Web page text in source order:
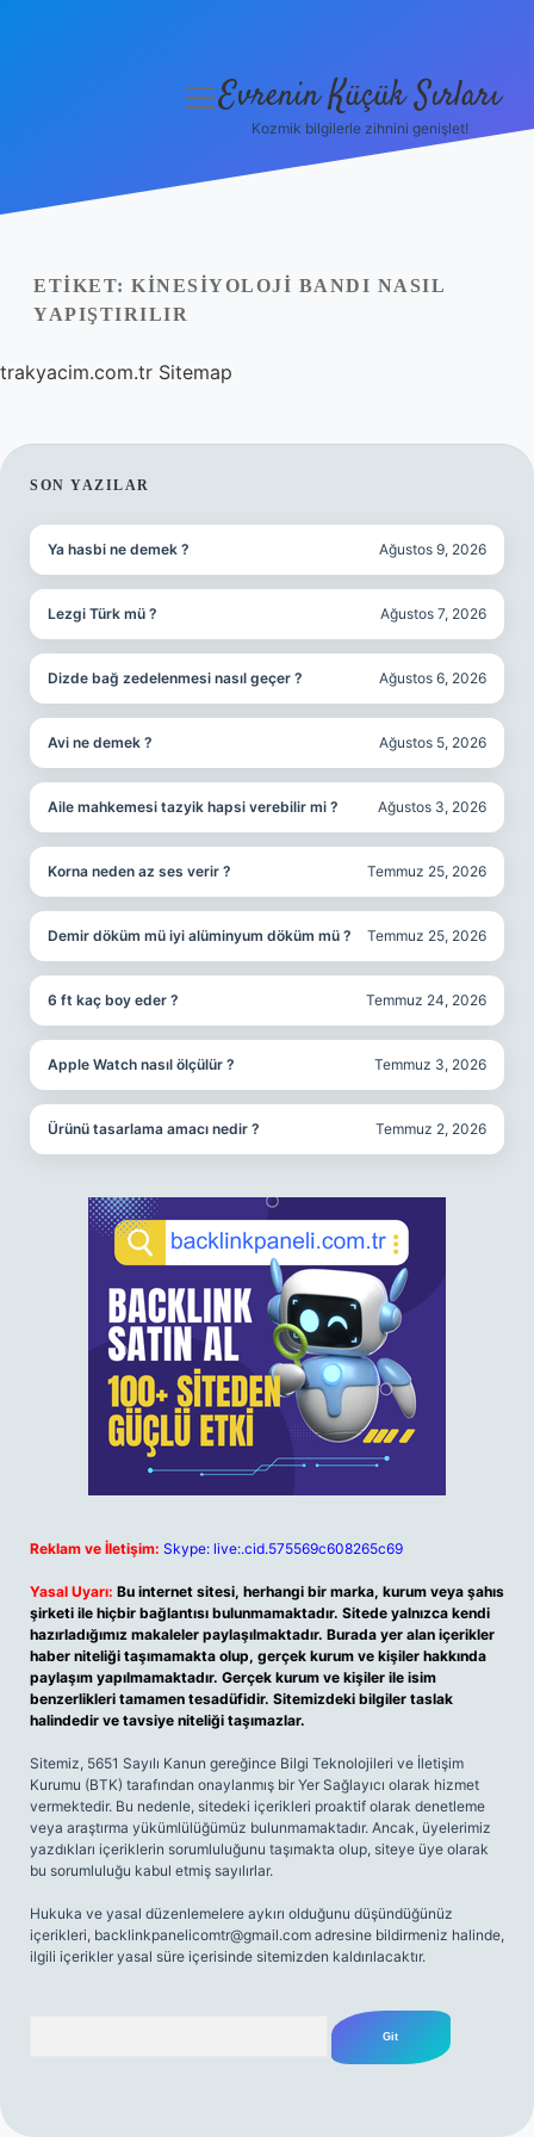
Yasal Uyarı
menüyü
Evrenin Küçük Sırları
Kozmik bilgilerle zihnini genişlet!
ETIKET: KINESIYOLOJI BANDI NASIL
YAPIŞTIRILIR
trakyacim.com.tr Sitemap
SIDEBAR
SON YAZILAR
Ya hasbi ne demek ? Ağustos 9, 2026
Lezgi Türk mü ? Ağustos 7, 2026
Dizde bağ zedelenmesi nasıl geçer ? Ağustos 6, 2026
Avi ne demek ? Ağustos 5, 2026
Aile mahkemesi tazyik hapsi verebilir mi ? Ağustos 3, 2026
Korna neden az ses verir ? Temmuz 25, 2026
Demir döküm mü iyi alüminyum döküm mü ? Temmuz 25, 2026
6 ft kaç boy eder ? Temmuz 24, 2026
Apple Watch nasıl ölçülür ? Temmuz 3, 2026
Ürünü tasarlama amacı nedir ? Temmuz 2, 2026
Reklam ve İletişim: Skype: live:.cid.575569c608265c69
Yasal Uyarı: Bu internet sitesi, herhangi bir marka, kurum veya şahıs
şirketi ile hiçbir bağlantısı bulunmamaktadır. Sitede yalnızca kendi
hazırladığımız makaleler paylaşılmaktadır. Burada yer alan içerikler
haber niteliği taşımamakta olup, gerçek kurum ve kişiler hakkında
paylaşım yapılmamaktadır. Gerçek kurum ve kişiler ile isim
benzerlikleri tamamen tesadüfidir. Sitemizdeki bilgiler taslak
halindedir ve tavsiye niteliği taşımazlar.
Sitemiz, 5651 Sayılı Kanun gereğince Bilgi Teknolojileri ve İletişim
Kurumu (BTK) tarafından onaylanmış bir Yer Sağlayıcı olarak hizmet
vermektedir. Bu nedenle, sitedeki içerikleri proaktif olarak denetleme
veya araştırma yükümlülüğümüz bulunmamaktadır. Ancak, üyelerimiz
yazdıkları içeriklerin sorumluluğunu taşımakta olup, siteye üye olarak
bu sorumluluğu kabul etmiş sayılırlar.
Hukuka ve yasal düzenlemelere aykırı olduğunu düşündüğünüz
içerikleri, backlinkpanelicomtr@gmail.com adresine bildirmeniz halinde,
ilgili içerikler yasal süre içerisinde sitemizden kaldırılacaktır.